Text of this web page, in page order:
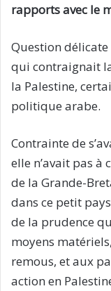
rapports avec le
Question délicate
qui contraignait
la Palestine,
politique arabe.
Contrainte de
elle n’avait pas à
de la Grande-
dans ce petit
de la prudence
moyens
remous, et aux
action en